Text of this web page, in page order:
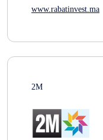
www.rabatinvest.ma
2M